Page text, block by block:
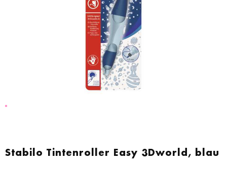
Stabilo Tintenroller Easy 3Dworld, blau
Anfang